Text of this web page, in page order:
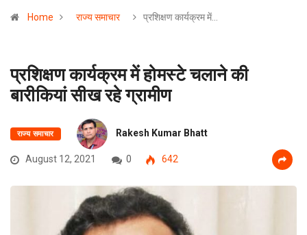
Home राज्य समाचार प्रशिक्षण कार्यक्रम में…
प्रशिक्षण कार्यक्रम में होमस्टे चलाने की
बारीकियां सीख रहे ग्रामीण
राज्य समाचार Rakesh Kumar Bhatt
August 12, 2021 0 642